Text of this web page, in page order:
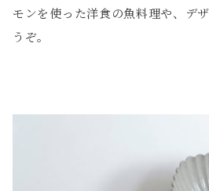
モンを使った洋食の魚料理や、デ
うぞ。